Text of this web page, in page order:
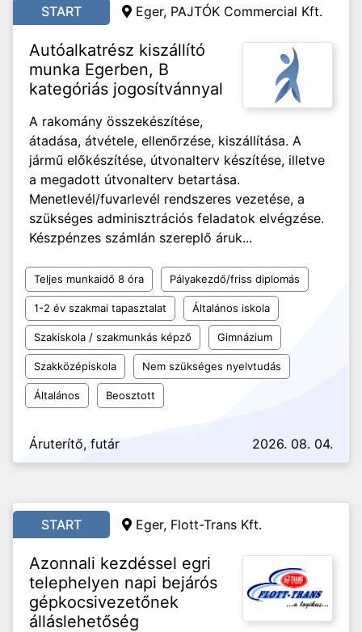
START Eger, PAJTÓK Commercial Kft.
Autóalkatrész kiszállító
munka Egerben, B
kategóriás jogosítvánnyal
A rakomány összekészítése,
átadása, átvétele, ellenőrzése, kiszállítása. A
jármű előkészítése, útvonalterv készítése, illetve
a megadott útvonalterv betartása.
Menetlevél/fuvarlevél rendszeres vezetése, a
szükséges adminisztrációs feladatok elvégzése.
Készpénzes számlán szereplő áruk...
Teljes munkaidő 8 óra Pályakezdő/friss diplomás
1-2 év szakmai tapasztalat Általános iskola
Szakiskola / szakmunkás képző Gimnázium
Szakközépiskola Nem szükséges nyelvtudás
Általános Beosztott
Áruterítő, futár 2026. 08. 04.
START Eger, Flott-Trans Kft.
Azonnali kezdéssel egri
telephelyen napi bejárós
gépkocsivezetőnek
álláslehetőség